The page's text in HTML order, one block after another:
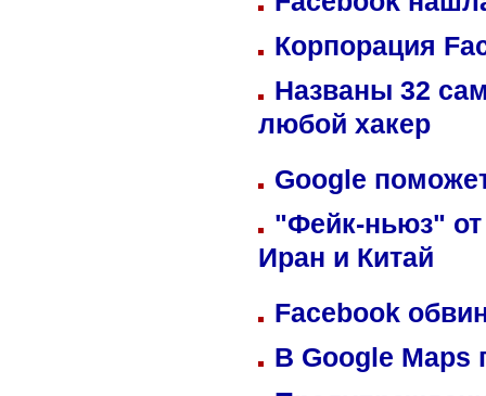
Корпорация
Названы 32
любой хакер
Google
"Фейк-ньюз" от
Иран и Китай
Facebook
В Google Maps